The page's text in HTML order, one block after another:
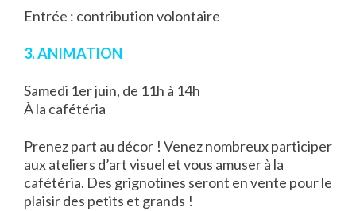
Entrée : contribution volontaire
3. ANIMATION
Samedi 1er juin, de 11h à 14h
À la cafétéria
Prenez part au décor ! Venez nombreux participer
aux ateliers d’art visuel et vous amuser à la
cafétéria. Des grignotines seront en vente pour le
plaisir des petits et grands !